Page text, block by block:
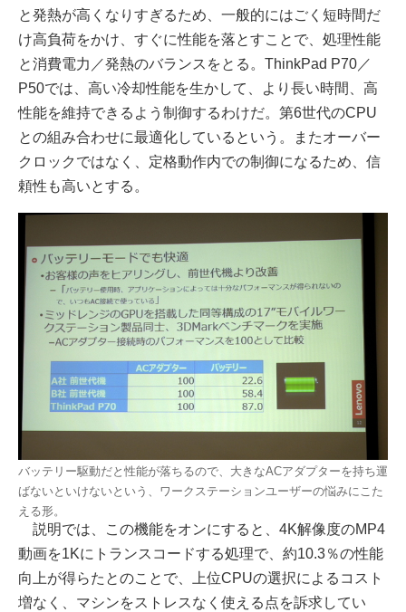
と発熱が高くなりすぎるため、一般的にはごく短時間だ
け高負荷をかけ、すぐに性能を落とすことで、処理性能
と消費電力／発熱のバランスをとる。ThinkPad P70／
P50では、高い冷却性能を生かして、より長い時間、高
性能を維持できるよう制御するわけだ。第6世代のCPU
との組み合わせに最適化しているという。またオーバー
クロックではなく、定格動作内での制御になるため、信
頼性も高いとする。
バッテリー駆動だと性能が落ちるので、大きなACアダプターを持ち運
ばないといけないという、ワークステーションユーザーの悩みにこた
える形。
説明では、この機能をオンにすると、4K解像度のMP4
動画を1Kにトランスコードする処理で、約10.3％の性能
向上が得らたとのことで、上位CPUの選択によるコスト
増なく、マシンをストレスなく使える点を訴求してい